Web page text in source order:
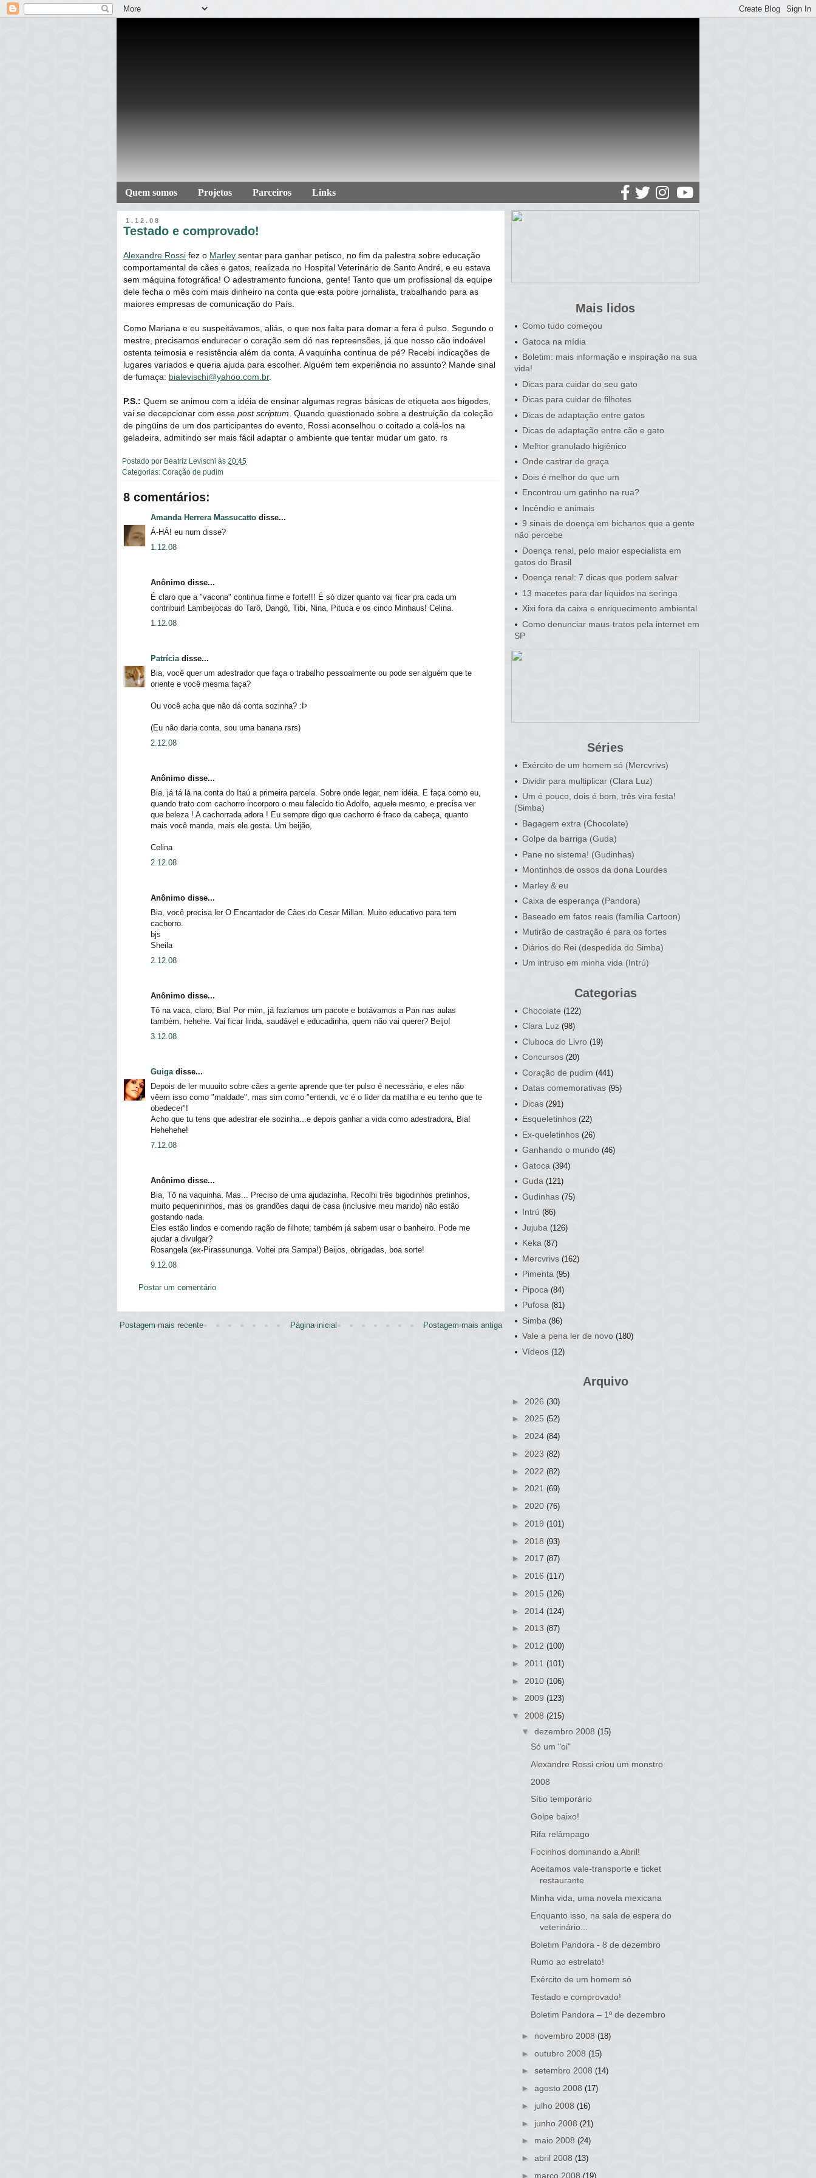
Quem somos Projetos Parceiros Links
1.12.08
Testado e comprovado!
Alexandre Rossi fez o Marley sentar para ganhar petisco, no fim da palestra sobre educação
comportamental de cães e gatos, realizada no Hospital Veterinário de Santo André, e eu estava
sem máquina fotográfica! O adestramento funciona, gente! Tanto que um profissional da equipe
dele fecha o mês com mais dinheiro na conta que esta pobre jornalista, trabalhando para as
maiores empresas de comunicação do País.
Como Mariana e eu suspeitávamos, aliás, o que nos falta para domar a fera é pulso. Segundo o
mestre, precisamos endurecer o coração sem dó nas repreensões, já que nosso cão indoável
ostenta teimosia e resistência além da conta. A vaquinha continua de pé? Recebi indicações de
lugares variados e queria ajuda para escolher. Alguém tem experiência no assunto? Mande sinal
de fumaça: bialevischi@yahoo.com.br.
P.S.: Quem se animou com a idéia de ensinar algumas regras básicas de etiqueta aos bigodes,
vai se decepcionar com esse post scriptum . Quando questionado sobre a destruição da coleção
de pingüins de um dos participantes do evento, Rossi aconselhou o coitado a colá-los na
geladeira, admitindo ser mais fácil adaptar o ambiente que tentar mudar um gato. rs
Postado por Beatriz Levischi às 20:45
Categorias: Coração de pudim
8 comentários:
Amanda Herrera Massucatto disse...
Á-HÁ! eu num disse?
1.12.08
Anônimo disse...
É claro que a "vacona" continua firme e forte!!! É só dizer quanto vai ficar pra cada um
contribuir! Lambeijocas do Tarô, Dangô, Tibi, Nina, Pituca e os cinco Minhaus! Celina.
1.12.08
Patrícia disse...
Bia, você quer um adestrador que faça o trabalho pessoalmente ou pode ser alguém que te
oriente e você mesma faça?
Ou você acha que não dá conta sozinha? :Þ
(Eu não daria conta, sou uma banana rsrs)
2.12.08
Anônimo disse...
Bia, já tá lá na conta do Itaú a primeira parcela. Sobre onde legar, nem idéia. E faça como eu,
quando trato com cachorro incorporo o meu falecido tio Adolfo, aquele mesmo, e precisa ver
que beleza ! A cachorrada adora ! Eu sempre digo que cachorro é fraco da cabeça, quanto
mais você manda, mais ele gosta. Um beijão,
Celina
2.12.08
Anônimo disse...
Bia, você precisa ler O Encantador de Cães do Cesar Millan. Muito educativo para tem
cachorro.
bjs
Sheila
2.12.08
Anônimo disse...
Tô na vaca, claro, Bia! Por mim, já fazíamos um pacote e botávamos a Pan nas aulas
também, hehehe. Vai ficar linda, saudável e educadinha, quem não vai querer? Beijo!
3.12.08
Guiga disse...
Depois de ler muuuito sobre cães a gente aprende que ter pulso é necessário, e eles não
vêem isso como "maldade", mas sim como "entendi, vc é o líder da matilha e eu tenho que te
obedecer"!
Acho que tu tens que adestrar ele sozinha...e depois ganhar a vida como adestradora, Bia!
Hehehehe!
7.12.08
Anônimo disse...
Bia, Tô na vaquinha. Mas... Preciso de uma ajudazinha. Recolhi três bigodinhos pretinhos,
muito pequenininhos, mas os grandões daqui de casa (inclusive meu marido) não estão
gostando nada.
Eles estão lindos e comendo ração de filhote; também já sabem usar o banheiro. Pode me
ajudar a divulgar?
Rosangela (ex-Pirassununga. Voltei pra Sampa!) Beijos, obrigadas, boa sorte!
9.12.08
Postar um comentário
Postagem mais recente Postagem mais antiga
Página inicial
Mais lidos
Como tudo começou
Gatoca na mídia
Boletim: mais informação e inspiração na sua
vida!
Dicas para cuidar do seu gato
Dicas para cuidar de filhotes
Dicas de adaptação entre gatos
Dicas de adaptação entre cão e gato
Melhor granulado higiênico
Onde castrar de graça
Dois é melhor do que um
Encontrou um gatinho na rua?
Incêndio e animais
9 sinais de doença em bichanos que a gente
não percebe
Doença renal, pelo maior especialista em
gatos do Brasil
Doença renal: 7 dicas que podem salvar
13 macetes para dar líquidos na seringa
Xixi fora da caixa e enriquecimento ambiental
Como denunciar maus-tratos pela internet em
SP
Séries
Exército de um homem só (Mercvrivs)
Dividir para multiplicar (Clara Luz)
Um é pouco, dois é bom, três vira festa!
(Simba)
Bagagem extra (Chocolate)
Golpe da barriga (Guda)
Pane no sistema! (Gudinhas)
Montinhos de ossos da dona Lourdes
Marley & eu
Caixa de esperança (Pandora)
Baseado em fatos reais (família Cartoon)
Mutirão de castração é para os fortes
Diários do Rei (despedida do Simba)
Um intruso em minha vida (Intrú)
Categorias
Chocolate (122)
Clara Luz (98)
Cluboca do Livro (19)
Concursos (20)
Coração de pudim (441)
Datas comemorativas (95)
Dicas (291)
Esqueletinhos (22)
Ex-queletinhos (26)
Ganhando o mundo (46)
Gatoca (394)
Guda (121)
Gudinhas (75)
Intrú (86)
Jujuba (126)
Keka (87)
Mercvrivs (162)
Pimenta (95)
Pipoca (84)
Pufosa (81)
Simba (86)
Vale a pena ler de novo (180)
Vídeos (12)
Arquivo
► 2026 (30)
► 2025 (52)
► 2024 (84)
► 2023 (82)
► 2022 (82)
► 2021 (69)
► 2020 (76)
► 2019 (101)
► 2018 (93)
► 2017 (87)
► 2016 (117)
► 2015 (126)
► 2014 (124)
► 2013 (87)
► 2012 (100)
► 2011 (101)
► 2010 (106)
► 2009 (123)
▼ 2008 (215)
▼ dezembro 2008 (15)
Só um "oi"
Alexandre Rossi criou um monstro
2008
Sítio temporário
Golpe baixo!
Rifa relâmpago
Focinhos dominando a Abril!
Aceitamos vale-transporte e ticket
restaurante
Minha vida, uma novela mexicana
Enquanto isso, na sala de espera do
veterinário...
Boletim Pandora - 8 de dezembro
Rumo ao estrelato!
Exército de um homem só
Testado e comprovado!
Boletim Pandora – 1º de dezembro
► novembro 2008 (18)
► outubro 2008 (15)
► setembro 2008 (14)
► agosto 2008 (17)
► julho 2008 (16)
► junho 2008 (21)
► maio 2008 (24)
► abril 2008 (13)
► março 2008 (19)